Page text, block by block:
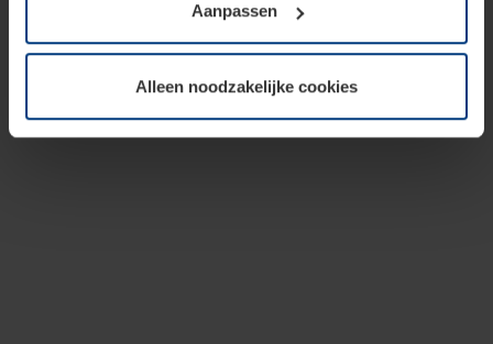
soorten cookies is uw toestemming vereist. Uw
toestemming kunt u op elk moment bij de uitleg van de
wijzigen of herroepen.
Aanpassen
Alleen noodzakelijke cookies